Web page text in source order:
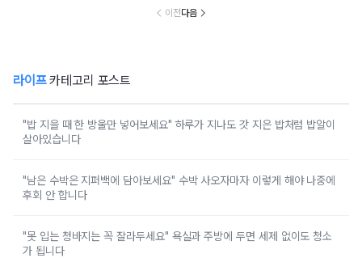
이전다음
라이프카테고리 포스트
"밥 지을 때 한 방울만 넣어보세요" 하루가 지나도 갓 지은 밥처럼 밥알이
살아있습니다
"남은 수박은 지퍼백에 담아보세요" 수박 사오자마자 이렇게 해야 나중에
후회 안 합니다
"못 입는 청바지는 꼭 잘라두세요" 욕실과 주방에 두면 세제 없이도 청소
가 됩니다